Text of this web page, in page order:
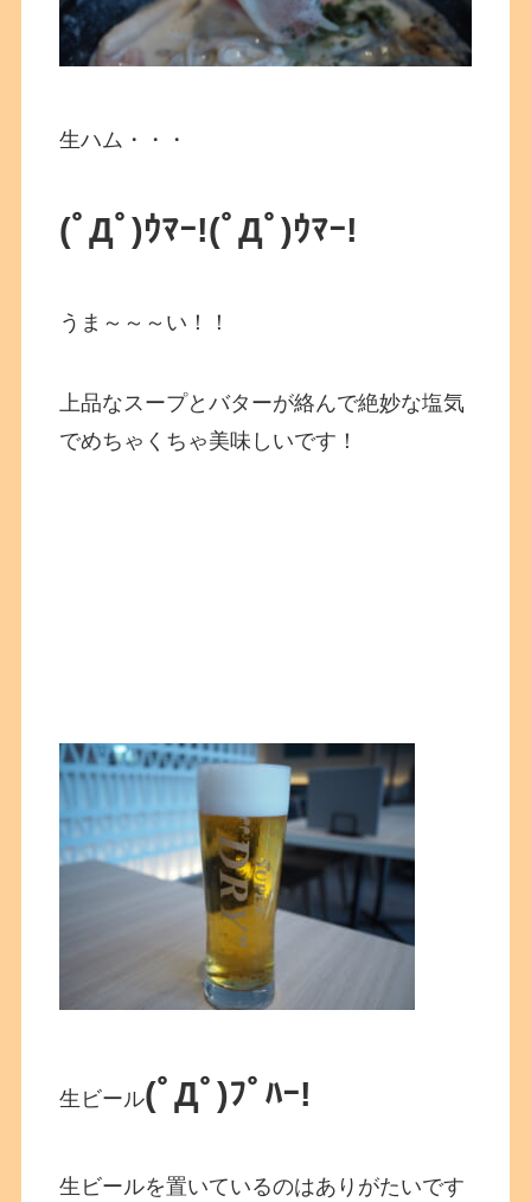
生ハム・・・
(ﾟДﾟ)ｳﾏｰ!(ﾟДﾟ)ｳﾏｰ!
うま～～～い！！
上品なスープとバターが絡んで絶妙な塩気
でめちゃくちゃ美味しいです！
生ビール(ﾟДﾟ)ﾌﾟﾊｰ!
生ビールを置いているのはありがたいです